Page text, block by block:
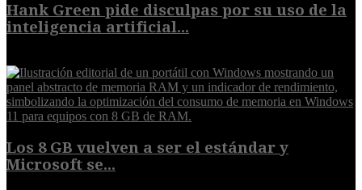
Hank Green pide disculpas por su uso de la
inteligencia artificial...
Los 8 GB vuelven a ser el estándar y
Microsoft se...